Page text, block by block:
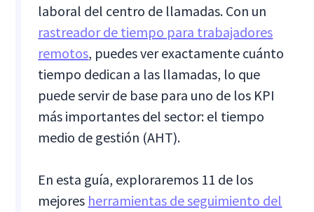
laboral del centro de llamadas. Con un
rastreador de tiempo para trabajadores
remotos, puedes ver exactamente cuánto
tiempo dedican a las llamadas, lo que
puede servir de base para uno de los KPI
más importantes del sector: el tiempo
medio de gestión (AHT).
En esta guía, exploraremos 11 de los
mejores herramientas de seguimiento del